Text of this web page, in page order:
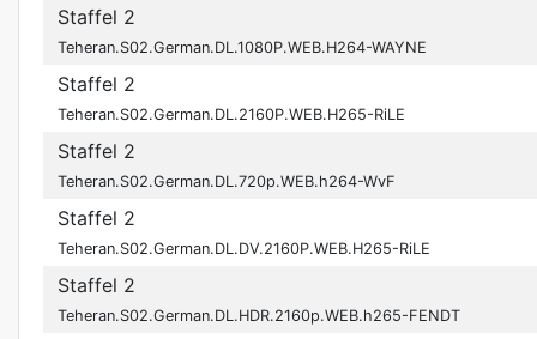
Staffel 2
Teheran.S02.German.DL.1080P.WEB.H264-WAYNE
Staffel 2
Teheran.S02.German.DL.2160P.WEB.H265-RiLE
Staffel 2
Teheran.S02.German.DL.720p.WEB.h264-WvF
Staffel 2
Teheran.S02.German.DL.DV.2160P.WEB.H265-RiLE
Staffel 2
Teheran.S02.German.DL.HDR.2160p.WEB.h265-FENDT